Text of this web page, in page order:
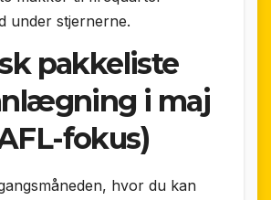
under stjernerne.
pakkeliste
i maj
fokus)
hvor du kan